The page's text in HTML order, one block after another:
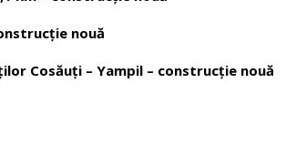
nouă
Cosăuți – Yampil – construcție nouă